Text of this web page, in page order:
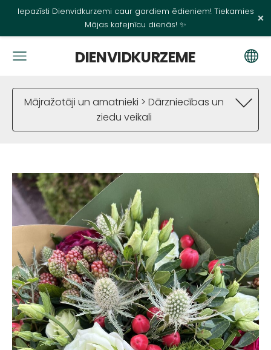
Iepazīsti Dienvidkurzemi caur gardiem ēdieniem! Tiekamies
Mājas kafejnīcu dienās! ✨
×
DIENVIDKURZEME
Mājražotāji un amatnieki > Dārzniecības un
ziedu veikali